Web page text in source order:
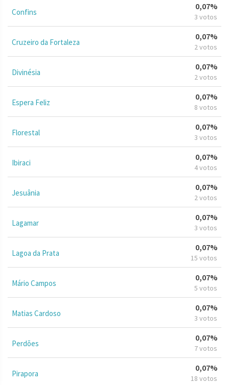
Confins
0,07%
3 votos
Cruzeiro da Fortaleza
0,07%
2 votos
Divinésia
0,07%
2 votos
Espera Feliz
0,07%
8 votos
Florestal
0,07%
3 votos
Ibiraci
0,07%
4 votos
Jesuânia
0,07%
2 votos
Lagamar
0,07%
3 votos
Lagoa da Prata
0,07%
15 votos
Mário Campos
0,07%
5 votos
Matias Cardoso
0,07%
3 votos
Perdões
0,07%
7 votos
Pirapora
0,07%
18 votos